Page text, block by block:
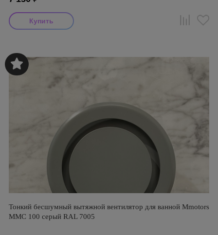
Тонкий бесшумный вытяжной вентилятор для ванной Mmotors
ММC 100 серый RAL 7005